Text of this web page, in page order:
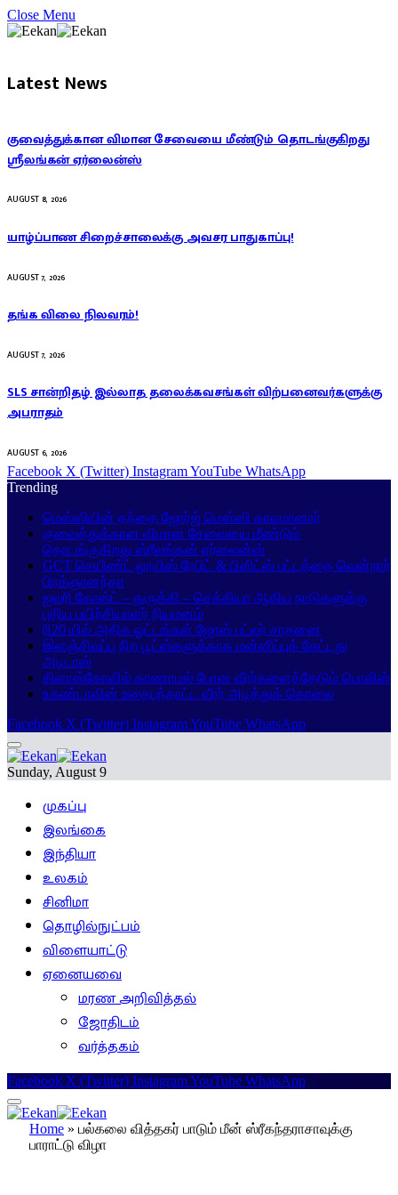
Close Menu
Latest News
குவைத்துக்கான விமான சேவையை மீண்டும் தொடங்குகிறது
ஸ்ரீலங்கன் ஏர்லைன்ஸ்
AUGUST 8, 2026
யாழ்ப்பாண சிறைச்சாலைக்கு அவசர பாதுகாப்பு!
AUGUST 7, 2026
தங்க விலை நிலவரம்!
AUGUST 7, 2026
SLS சான்றிதழ் இல்லாத தலைக்கவசங்கள் விற்பனைவர்களுக்கு
அபராதம்
AUGUST 6, 2026
Facebook X (Twitter) InstagramYouTube WhatsApp
Trending
மெஸ்ஸியின் தந்தை ஜோர்ஜ் மெஸ்ஸி காலமானார்
குவைத்துக்கான விமான சேவையை மீண்டும்
தொடங்குகிறது ஸ்ரீலங்கன் ஏர்லைன்ஸ்
GCT செயிண்ட் லூயிஸ் ரேபிட் & பிளிட்ஸ் பட்டத்தை வென்றார்
பிரக்ஞானந்தா
ஐவரி கோஸ்ட் – துருக்கி – செக்கியா ஆகிய நாடுகளுக்கு
புதிய பயிற்சியாளர் நியமனம்
ரி20 யில் அதிக ஓட்டங்கள் ஜோஸ் பட்லர் சாதனை
இளஞ்சிவப்பு நிற பூட்ஸ்களுக்காக மன்னிப்புக் கேட்டது
அடிடாஸ்
கிளாஸ்கோவில் காணாமல் போன வீரர்களைத்தேடும் பொலிஸ்
உகண்டாவின் உதைபந்தாட்ட வீரர் அடித்துக் கொலை
Facebook X (Twitter) InstagramYouTube WhatsApp
Sunday, August 9
முகப்பு
இலங்கை
இந்தியா
உலகம்
சினிமா
தொழில்நுட்பம்
விளையாட்டு
ஏனையவை
மரண அறிவித்தல்
ஜோதிடம்
வர்த்தகம்
Facebook X (Twitter) InstagramYouTube WhatsApp
Home » பல்கலை வித்தகர் பாடும் மீன் ஸ்ரீகந்தராசாவுக்கு
பாராட்டு விழா